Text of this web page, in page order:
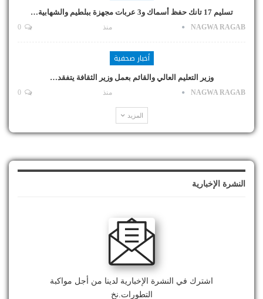
تسليم 17 تانك حفظ أسماك و3 عربات مجهزة ببلطيم والشهابية…
NAGWA RAGAB منذ
أخبار صحفية
وزير التعليم العالي والقائم بعمل وزير الثقافة يتفقد…
NAGWA RAGAB منذ
المزيد
النشرة الإخبارية
اشترك في النشرة الإخبارية لدينا من أجل مواكبة
التطورات.نخ